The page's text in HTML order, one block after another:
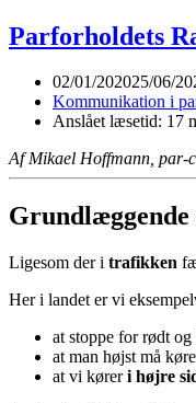
Parforholdets
02/01/202025/06/
Kommunikation i
Anslået læsetid: 17
Af Mikael Hoffmann, par-
Ligesom der i trafikken
Her i landet er vi
at stoppe for rødt
at man højst må
at vi køreri højre